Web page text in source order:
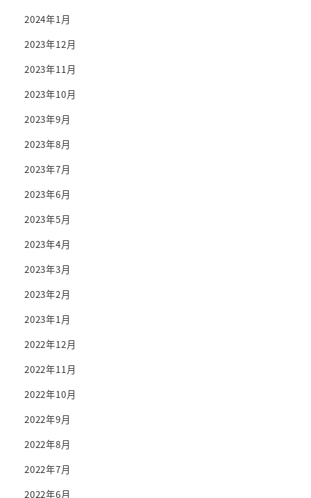
2024年1月
2023年12月
2023年11月
2023年10月
2023年9月
2023年8月
2023年7月
2023年6月
2023年5月
2023年4月
2023年3月
2023年2月
2023年1月
2022年12月
2022年11月
2022年10月
2022年9月
2022年8月
2022年7月
2022年6月